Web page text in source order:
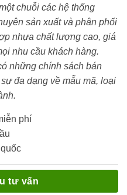
chuỗi các hệ thống
sản xuất và phân phối
nhựa chất lượng cao, giá
nhu cầu khách hàng.
những chính sách bán
đa dạng về mẫu mã, loại
phí
tư vấn